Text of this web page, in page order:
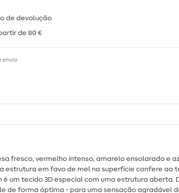
de devolução
de 80 €
envio
fresco, vermelho intenso, amarelo ensolarado e
estrutura em favo de mel na superfície confere ao
um tecido 3D especial com uma estrutura aberta.
de forma óptima - para uma sensação agradável